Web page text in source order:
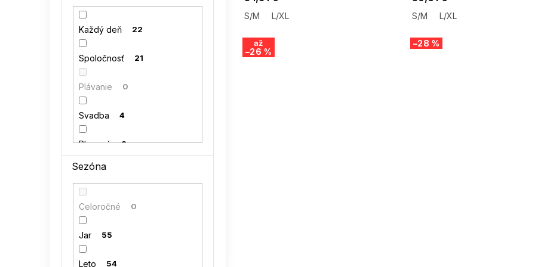
kocula
LENITIF 4
MiniMom by TESSITA
NUMERO
NUMOCO
PAMUK LINE
RELEVANCE
RUE PARIS
SUBLEVEL
Každý deň 22
Spoločnosť 21
Plávanie 0
Svadba 4
Plesové 8
Sezóna
Celoročné 0
Jar 55
Leto 54
42
44
46
48
S/M L/XL S/M L/XL
až
–26 %
–28 %